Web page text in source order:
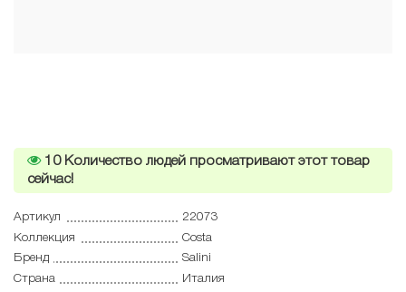
10Количество людей просматривают этот товар
сейчас!
Артикул
22073
Коллекция
Costa
Бренд
Salini
Страна
Италия